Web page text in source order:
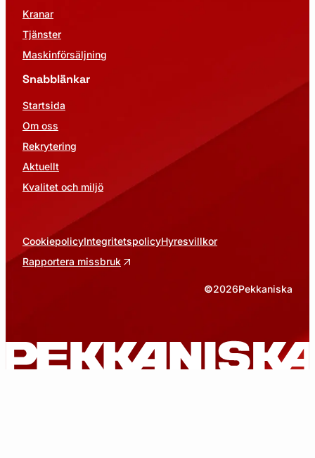
Kranar
Tjänster
Maskinförsäljning
Snabblänkar
Startsida
Om oss
Rekrytering
Aktuellt
Kvalitet och miljö
CookiepolicyIntegritetspolicyHyresvillkor
Rapportera missbruk
©2026Pekkaniska